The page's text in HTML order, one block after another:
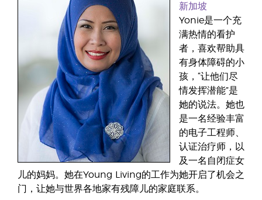
新加坡
Yonie是一个充
满热情的看护
者，喜欢帮助具
有身体障碍的小
孩，“让他们尽
情发挥潜能”是
她的说法。她也
是一名经验丰富
的电子工程师、
认证治疗师，以
及一名自闭症女
儿的妈妈。她在Young Living的工作为她开启了机会之
门，让她与世界各地家有残障儿的家庭联系。